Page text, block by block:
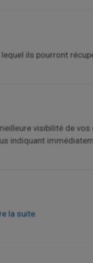
ils pourront
visibilité de
indiquant
la suite.